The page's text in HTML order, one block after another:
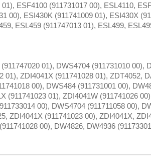
ESF4100 (911731017 00), ESL4110,
00), ESI430K (911741009 01), ESI430X
ESL459 (911747013 01), ESL499,
01), DWS4704 (911731010 00),
01), ZDI4041X (911741028 01), ZDT4052,
00), DWS484 (911731001 00),
(911741023 01), ZDI4041W (911741026
00), DWS4704 (911711058 00),
ZDI4041X (911741023 00), ZDI4041X,
00), DW4826, DW4936